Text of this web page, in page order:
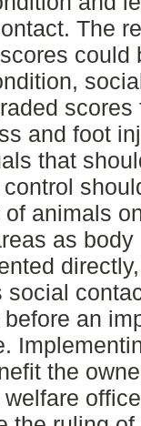
The
could
and foot
that
of animals
as
social
before an
the
welfare